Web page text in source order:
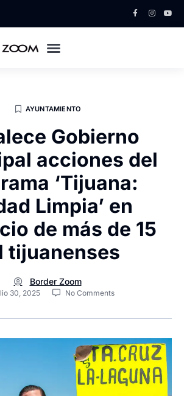
AYUNTAMIENTO
Gobierno
acciones del
‘Tijuana:
Limpia’ en
de más de 15
tijuanenses
Border Zoom
30, 2025 No Comments